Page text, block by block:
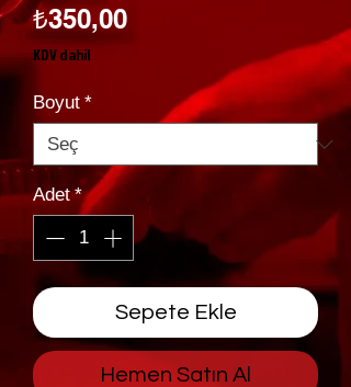
₺350,00Fiyat
KDV dahil
Boyut *
Adet *
Sepete Ekle
Hemen Satın Al